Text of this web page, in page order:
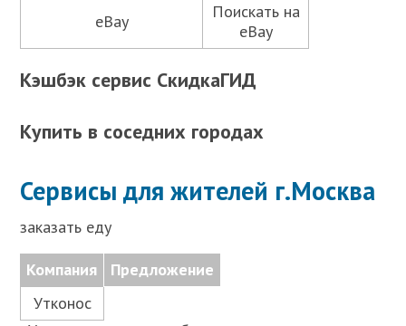
eBay
Поискать на
eBay
Кэшбэк сервис СкидкаГИД
Купить в соседних городах
Сервисы для жителей г.Москва
заказать еду
Компания
Предложение
Утконос